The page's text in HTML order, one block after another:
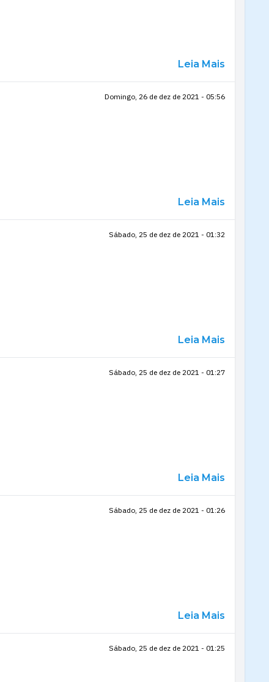
Leia Mais
Domingo, 26 de dez de 2021 - 05:56
Leia Mais
Sábado, 25 de dez de 2021 - 01:32
Leia Mais
Sábado, 25 de dez de 2021 - 01:27
Leia Mais
Sábado, 25 de dez de 2021 - 01:26
Leia Mais
Sábado, 25 de dez de 2021 - 01:25